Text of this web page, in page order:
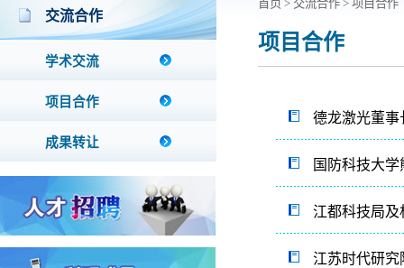
交流合作
学术交流
项目合作
成果转让
首页 > 交流合作 > 项目合作
项目合作
德龙激光董
国防科技大
江都科技局
江苏时代研